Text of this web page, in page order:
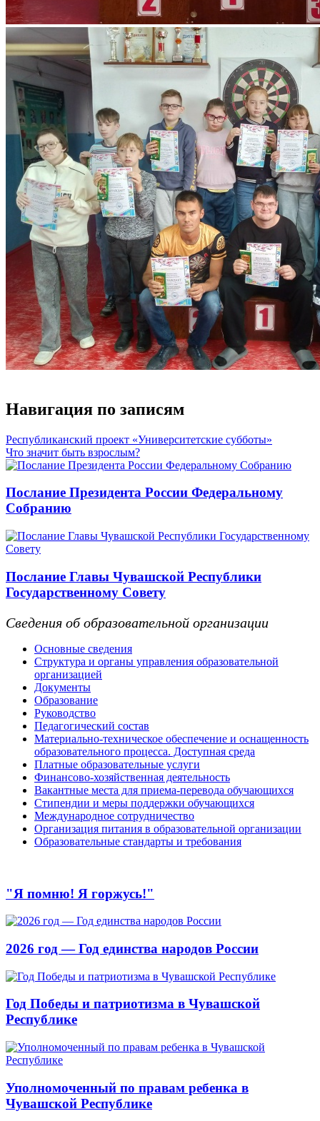
Навигация по записям
Республиканский проект «Университетские субботы»
Что значит быть взрослым?
Послание Президента России Федеральному
Собранию
Послание Главы Чувашской Республики
Государственному Совету
Сведения об образовательной организации
Основные сведения
Структура и органы управления образовательной
организацией
Документы
Образование
Руководство
Педагогический состав
Материально-техническое обеспечение и оснащенность
образовательного процесса. Доступная среда
Платные образовательные услуги
Финансово-хозяйственная деятельность
Вакантные места для приема-перевода обучающихся
Стипендии и меры поддержки обучающихся
Международное сотрудничество
Организация питания в образовательной организации
Образовательные стандарты и требования
"Я помню! Я горжусь!"
2026 год — Год единства народов России
Год Победы и патриотизма в Чувашской
Республике
Уполномоченный по правам ребенка в
Чувашской Республике